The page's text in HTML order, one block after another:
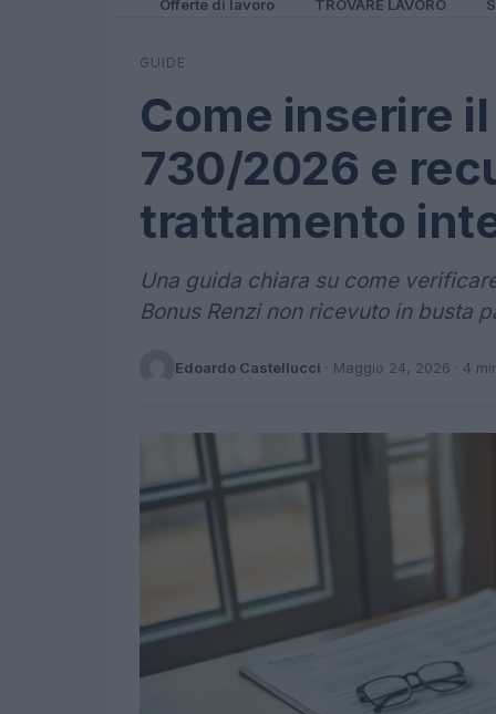
Offerte di lavoro TROVARE LAVORO
GUIDE
Come inserire
730/2026 e
trattamento
Una guida chiara su come
Bonus Renzi non ricevuto in busta
Edoardo Castellucci · Maggio 24, 2026 · 4